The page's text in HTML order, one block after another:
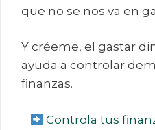
que no se nos va en
Y créeme, el gastar
ayuda a controlar
finanzas.
Controla tus